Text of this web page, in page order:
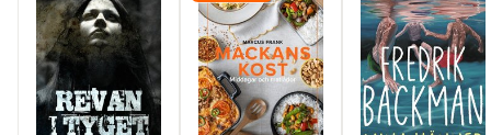
Pia Lindestrand,Oskar
Källner